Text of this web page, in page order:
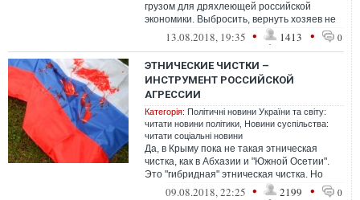
грузом для дряхлеющей российской
экономики. Выбросить, вернуть хозяев не
позволяют имперские амбиции, кормить
13.08.2018, 19:35 • 1413 • 0
ЭТНИЧЕСКИЕ ЧИСТКИ –
ИНСТРУМЕНТ РОССИЙСКОЙ
АГРЕССИИ
Категорія: Політичні новини України та світу:
читати новини політики Новини суспільства:
читати соціальні новини
Да, в Крыму пока не такая этническая
чистка, как в Абхазии и "Южной Осетии".
Это "гибридная" этническая чистка. Но
разве "гибридность" отменяет суть п...
09.08.2018, 22:25 • 2199 • 0